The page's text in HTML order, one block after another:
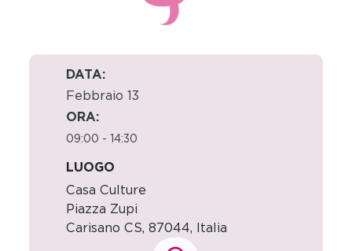
DATA:
Febbraio 13
ORA:
09:00 - 14:30
LUOGO
Casa Culture
Piazza Zupi
Carisano CS, 87044, Italia